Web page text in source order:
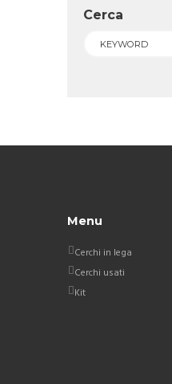
Cerca
Menu
Cerchi in lega
Cerchi usati
Kit